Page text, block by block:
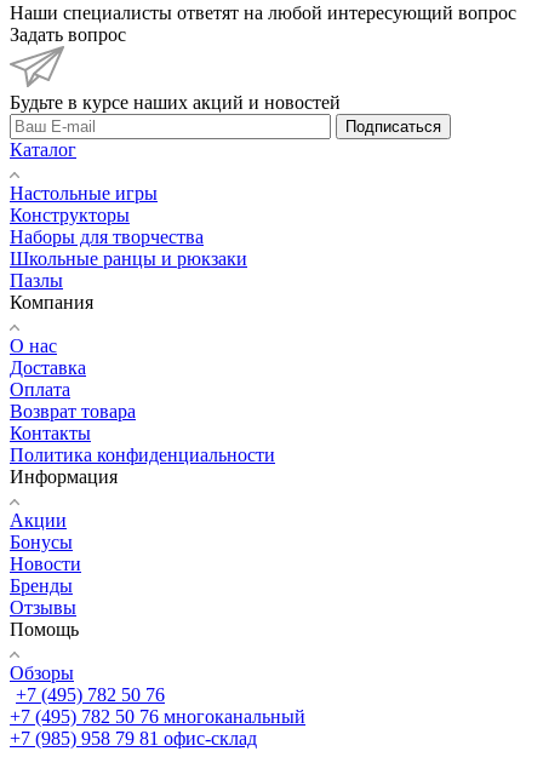
Наши специалисты ответят на любой интересующий вопрос
Задать вопрос
Будьте в курсе наших акций и новостей
Подписаться
Каталог
Настольные игры
Конструкторы
Наборы для творчества
Школьные ранцы и рюкзаки
Пазлы
Компания
О нас
Доставка
Оплата
Возврат товара
Контакты
Политика конфиденциальности
Информация
Акции
Бонусы
Новости
Бренды
Отзывы
Помощь
Обзоры
+7 (495) 782 50 76
+7 (495) 782 50 76 многоканальный
+7 (985) 958 79 81 офис-склад